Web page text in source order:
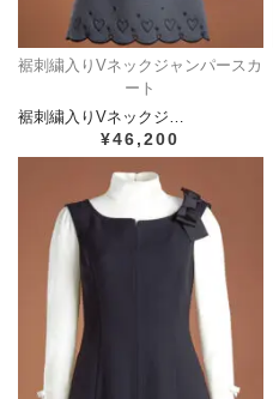
裾刺繍入りVネックジャンパースカ
ート
裾刺繍入りVネックジ…
¥46,200